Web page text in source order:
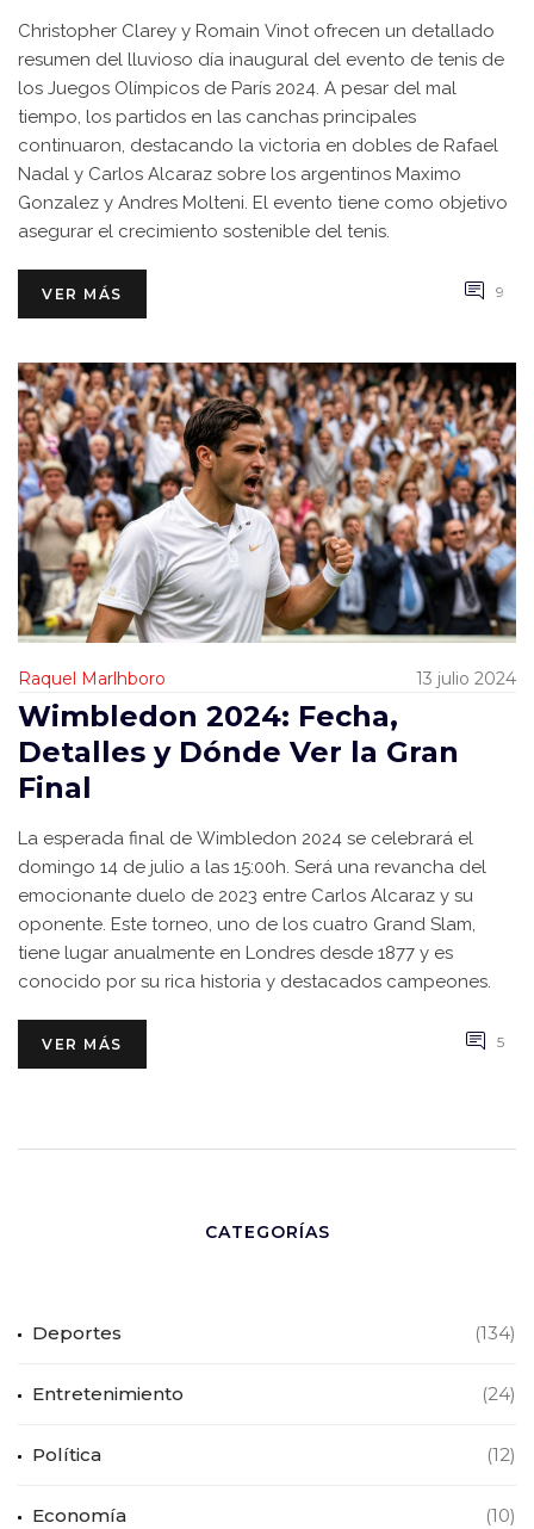
Christopher Clarey y Romain Vinot ofrecen un detallado
resumen del lluvioso día inaugural del evento de tenis de
los Juegos Olímpicos de París 2024. A pesar del mal
tiempo, los partidos en las canchas principales
continuaron, destacando la victoria en dobles de Rafael
Nadal y Carlos Alcaraz sobre los argentinos Maximo
Gonzalez y Andres Molteni. El evento tiene como objetivo
asegurar el crecimiento sostenible del tenis.
VER MÁS 9
Raquel Marlhboro 13 julio 2024
Wimbledon 2024: Fecha,
Detalles y Dónde Ver la Gran
Final
La esperada final de Wimbledon 2024 se celebrará el
domingo 14 de julio a las 15:00h. Será una revancha del
emocionante duelo de 2023 entre Carlos Alcaraz y su
oponente. Este torneo, uno de los cuatro Grand Slam,
tiene lugar anualmente en Londres desde 1877 y es
conocido por su rica historia y destacados campeones.
VER MÁS 5
CATEGORÍAS
Deportes (134)
Entretenimiento (24)
Política (12)
Economía (10)